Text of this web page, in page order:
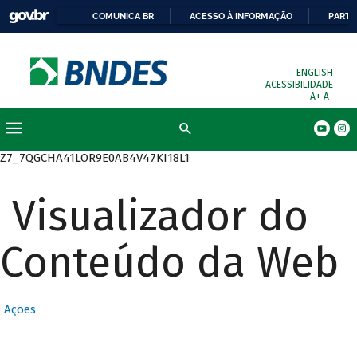
COMUNICA BR ACESSO À INFORMAÇÃO
ENGLISH
ACESSIBILIDADE
A+ A-
Z7_7QGCHA41LOR9E0AB4V47KI18L1
Visualizador do
Conteúdo da Web
Ações